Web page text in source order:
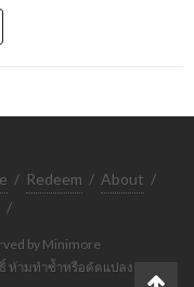
/ Redeem / About /
/
by Minimore
ห้ามทำซ้ำหรือดัดแปลง